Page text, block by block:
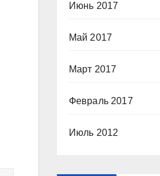
Июнь 2017
Май 2017
Март 2017
Февраль 2017
Июль 2012